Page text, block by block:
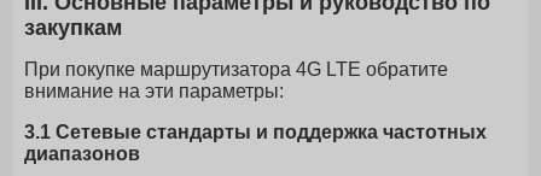
закупкам
При покупке маршрутизатора 4G LTE обратите
внимание на эти параметры:
3.1 Сетевые стандарты и поддержка частотных
диапазонов